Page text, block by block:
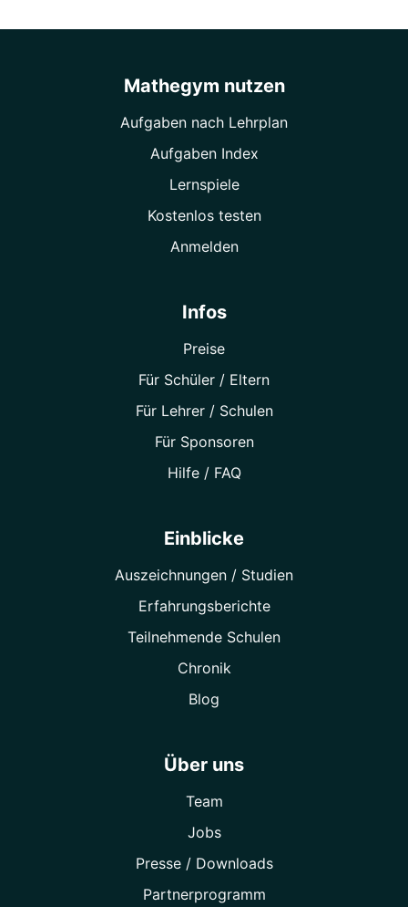
Mathegym nutzen
Aufgaben nach Lehrplan
Aufgaben Index
Lernspiele
Kostenlos testen
Anmelden
Infos
Preise
Für Schüler / Eltern
Für Lehrer / Schulen
Für Sponsoren
Hilfe / FAQ
Einblicke
Auszeichnungen / Studien
Erfahrungsberichte
Teilnehmende Schulen
Chronik
Blog
Über uns
Team
Jobs
Presse / Downloads
Partner­programm